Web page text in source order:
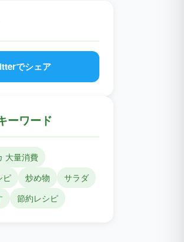
でシェア
ーワード
大量消費
ピ
炒め物
サラダ
節約レシピ